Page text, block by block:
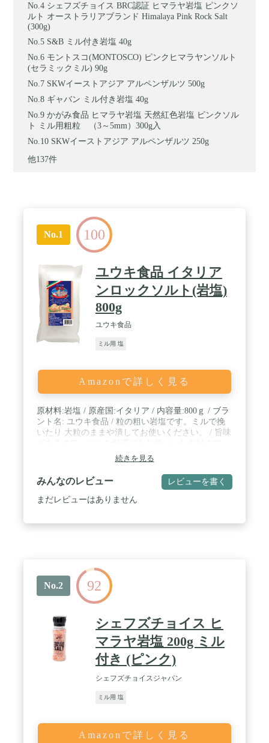
シェフズチョイス BRC認証 ヒマラヤ岩塩 ピンクソ
ルト オーストラリアブランド Himalaya Pink Rock Salt
(300g)
S&B ミル付き岩塩 40g
モントスコ(MONTOSCO) ピンクヒマラヤンソルト
(セラミックミル) 90g
SKWイーストアジア アルペンザルツ 500g
ギャバン ミル付き岩塩 40g
かがみ食品 ヒマラヤ岩塩 天然紅色岩塩 ピンクソル
ト ミル用粗粒 （3～5mm）300g入
SKWイーストアジア アルペンザルツ 250g
他137件
No.1 100
ユウキ食品 イタリア
ンロックソルト(岩塩)
800g
ユウキ食品
ミル用 塩
Amazonで詳しく見る
原材料:岩塩 / 原産国:イタリア / 内容量:800ｇ / ブラ
ント名: ユウキ食品 / 粒の粗い岩塩です。ミルで挽
いたり 大粒のままや潰してお使いください。 / 旨味
続きを見る
みんなのレビュー レビューを書く
まだレビューはありません
No.2 92
シェフズチョイス ヒ
マラヤ岩塩 200g ミル
付き (ピンク)
シェフズチョイスジャパン
ミル用 塩
Amazonで詳しく見る